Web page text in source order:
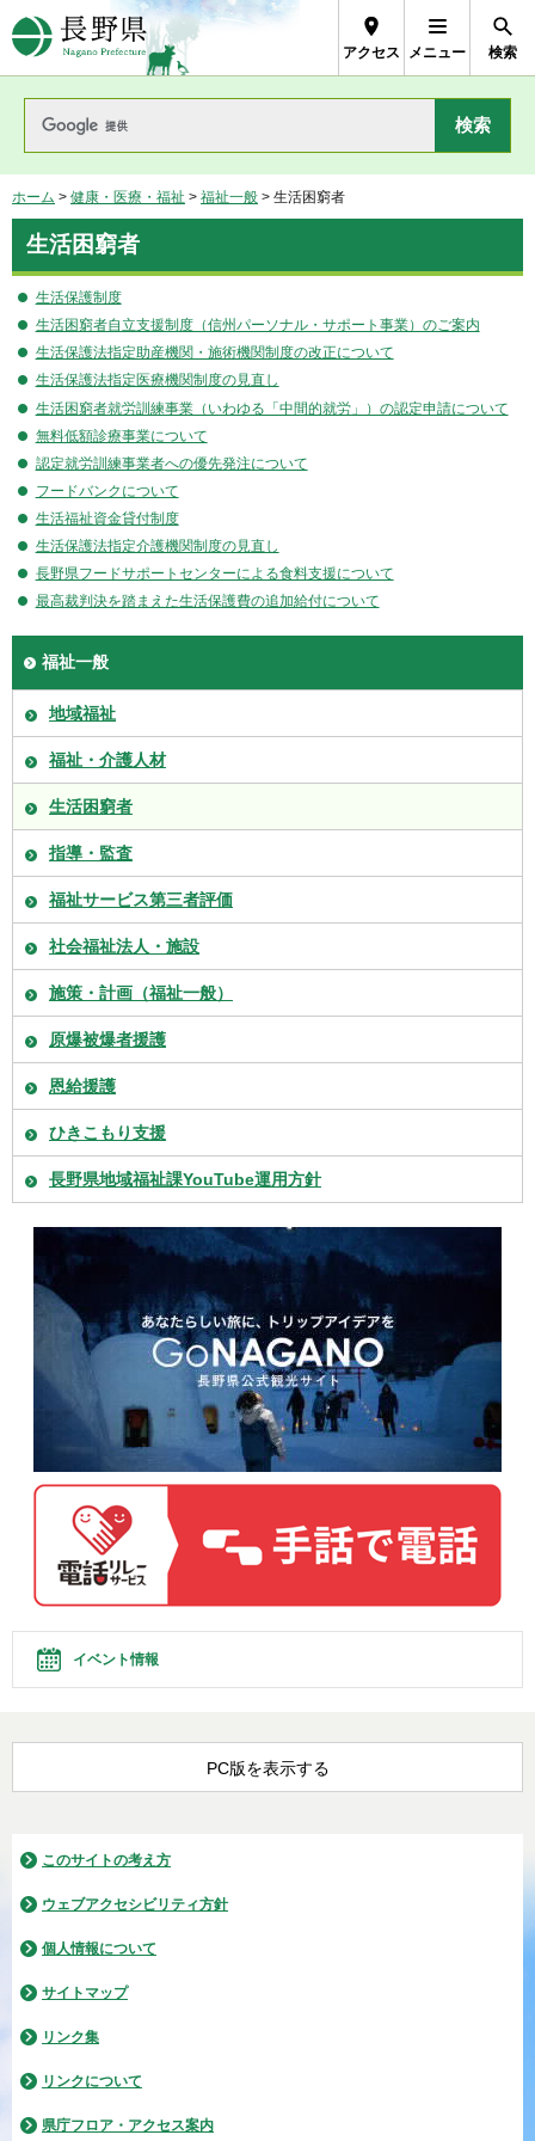
長野県Nagano Prefecture
アクセス メニュー 検索
ホーム > 健康・医療・福祉 > 福祉一般 > 生活困窮者
生活困窮者
生活保護制度
生活困窮者自立支援制度（信州パーソナル・サポート事業）のご案内
生活保護法指定助産機関・施術機関制度の改正について
生活保護法指定医療機関制度の見直し
生活困窮者就労訓練事業（いわゆる「中間的就労」）の認定申請について
無料低額診療事業について
認定就労訓練事業者への優先発注について
フードバンクについて
生活福祉資金貸付制度
生活保護法指定介護機関制度の見直し
長野県フードサポートセンターによる食料支援について
最高裁判決を踏まえた生活保護費の追加給付について
福祉一般
地域福祉
福祉・介護人材
生活困窮者
指導・監査
福祉サービス第三者評価
社会福祉法人・施設
施策・計画（福祉一般）
原爆被爆者援護
恩給援護
ひきこもり支援
長野県地域福祉課YouTube運用方針
イベント情報
PC版を表示する
このサイトの考え方
ウェブアクセシビリティ方針
個人情報について
サイトマップ
リンク集
リンクについて
県庁フロア・アクセス案内